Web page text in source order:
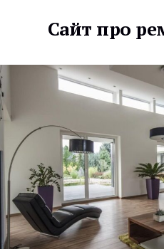
Сайт про